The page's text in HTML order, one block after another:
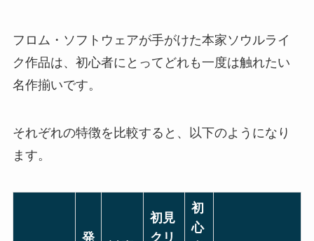
フロム・ソフトウェアが手がけた本家ソウルライ
ク作品は、初心者にとってどれも一度は触れたい
名作揃いです。
それぞれの特徴を比較すると、以下のようになり
ます。
発
初見
クリ
初
心